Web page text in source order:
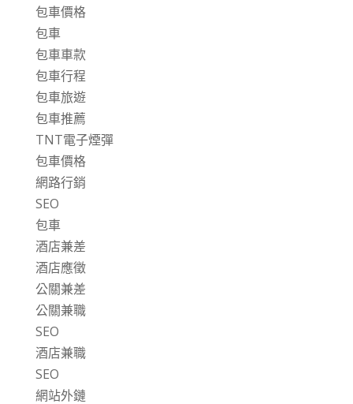
包車價格
包車
包車車款
包車行程
包車旅遊
包車推薦
TNT電子煙彈
包車價格
網路行銷
SEO
包車
酒店兼差
酒店應徵
公關兼差
公關兼職
SEO
酒店兼職
SEO
網站外鏈